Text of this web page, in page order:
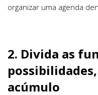
organizar uma agenda
2. Divida as
acúmulo